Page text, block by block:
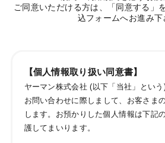
ご同意いただける方は、「同意する」
込フォームへお進み下
【個人情報取り扱い同意書】
ヤーマン株式会社 (以下「当社」とい
お問い合わせに際しまして、お客さま
します。お預かりした個人情報は下記
護してまいります。